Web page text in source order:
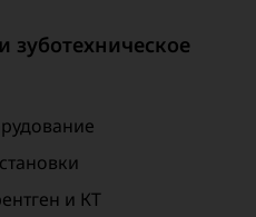
зуботехническое
и КТ